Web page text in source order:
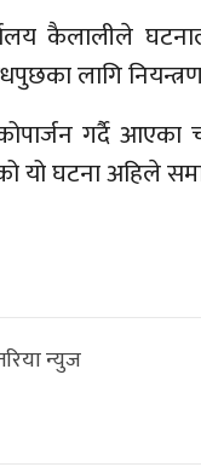
कैलालीले
लागि
गर्दै
यो घटना अहिले
न्युज